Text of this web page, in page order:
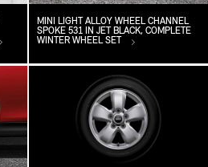
MINI LIGHT ALLOY WHEEL CHANNEL
SPOKE 531 IN JET BLACK, COMPLETE
WINTER WHEEL SET